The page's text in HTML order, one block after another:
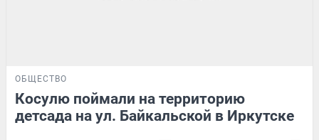
ОБЩЕСТВО
Косулю поймали на территорию
детсада на ул. Байкальской в Иркутске